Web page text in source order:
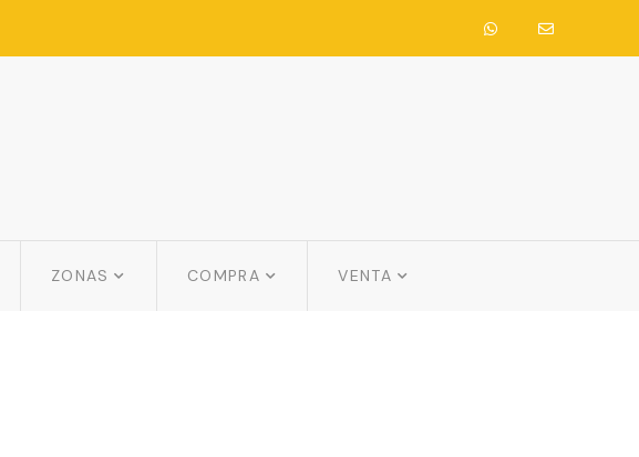
ZONAS COMPRA VENTA